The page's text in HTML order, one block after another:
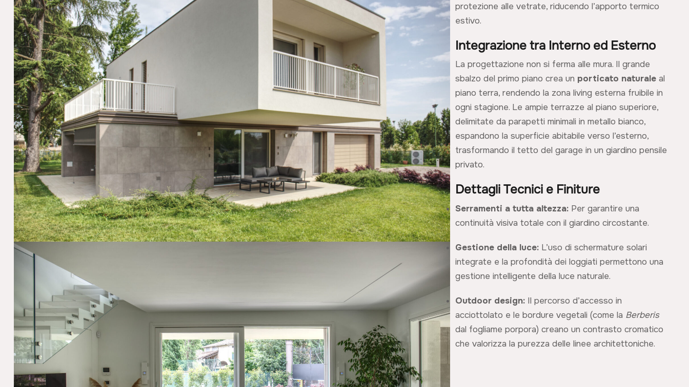
protezione alle vetrate, riducendo l’apporto termico
estivo.
Integrazione tra Interno ed Esterno
La progettazione non si ferma alle mura. Il grande
sbalzo del primo piano crea un porticato naturale al
piano terra, rendendo la zona living esterna fruibile in
ogni stagione. Le ampie terrazze al piano superiore,
delimitate da parapetti minimali in metallo bianco,
espandono la superficie abitabile verso l’esterno,
trasformando il tetto del garage in un giardino pensile
privato.
Dettagli Tecnici e Finiture
Serramenti a tutta altezza: Per garantire una
continuità visiva totale con il giardino circostante.
Gestione della luce: L’uso di schermature solari
integrate e la profondità dei loggiati permettono una
gestione intelligente della luce naturale.
Outdoor design: Il percorso d’accesso in
acciottolato e le bordure vegetali (come la Berberis
dal fogliame porpora) creano un contrasto cromatico
che valorizza la purezza delle linee architettoniche.